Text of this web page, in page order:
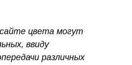
цвета могут
ввиду
различных